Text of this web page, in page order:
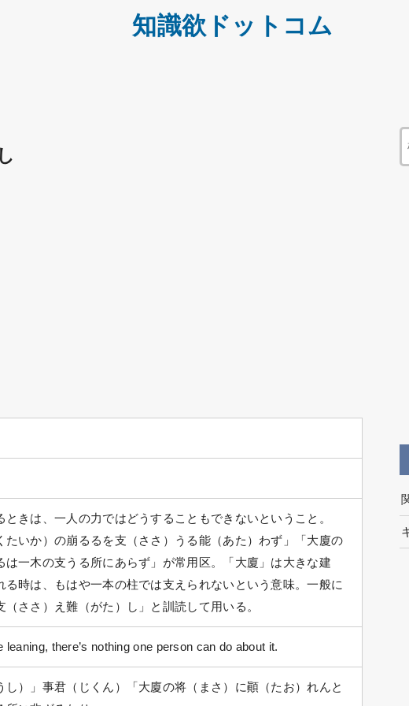
知識欲ドットコム
ときは、一人の力ではどうすることもできないということ。
たいか）の崩るるを支（ささ）うる能（あた）わず」「大廈の
は一木の支うる所にあらず」が常用区。「大廈」は大きな建
る時は、もはや一本の柱では支えられないという意味。一般に
（ささ）え難（がた）し」と訓読して用いる。
there’s nothing one person can do about it.
し）」事君（じくん）「大廈の将（まさ）に顚（たお）れんと